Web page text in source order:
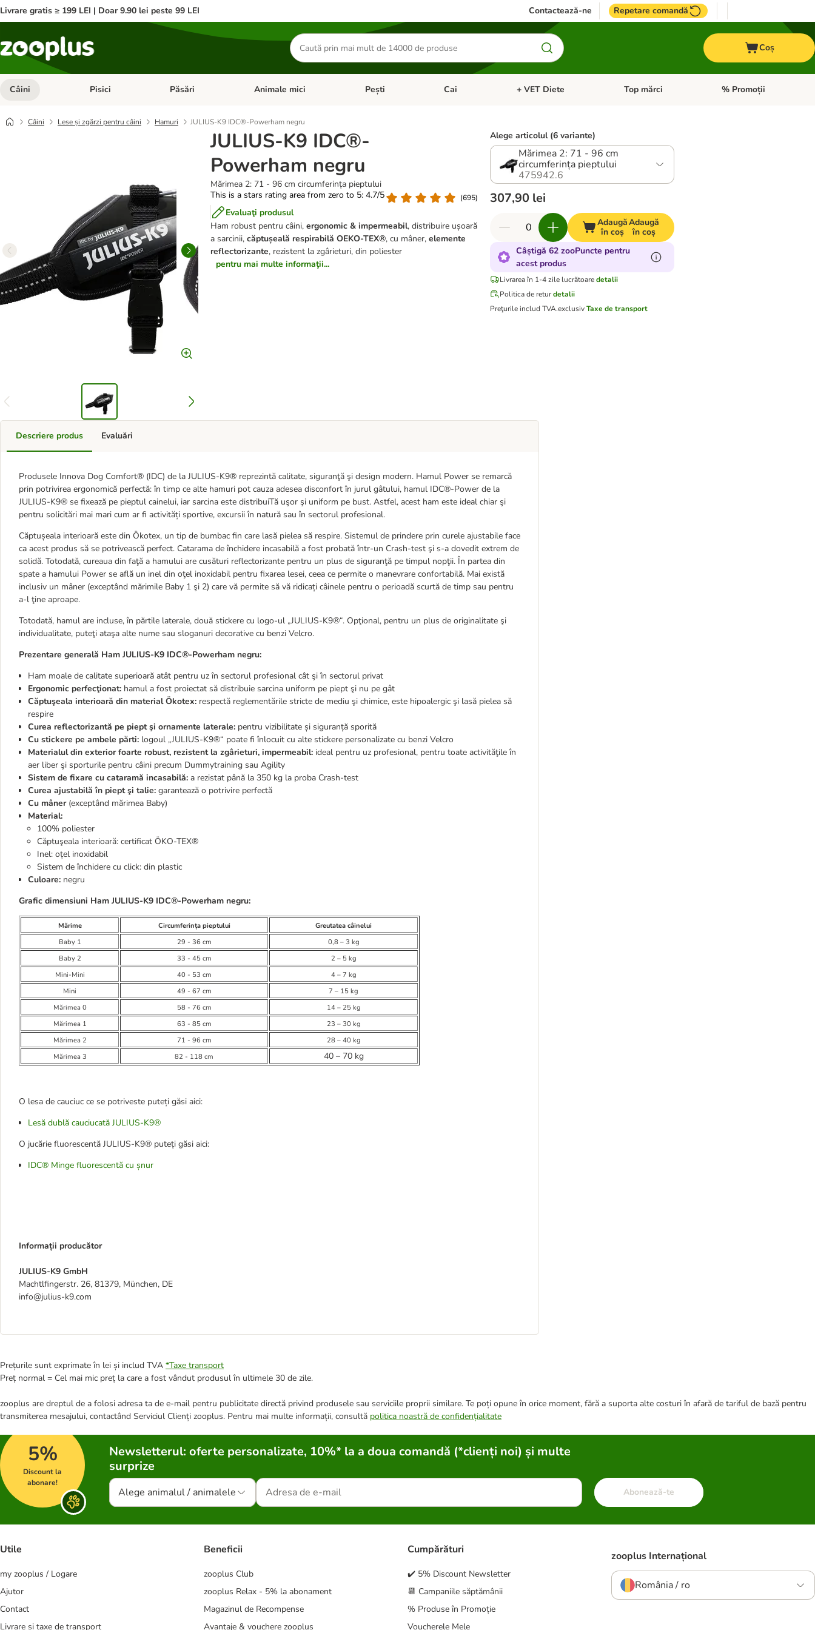
Livrare gratis ≥ 199 LEI | Doar 9.90 lei peste 99 LEI Contactează-ne Repetare comandă
Căutare
produse
Coș
Câini Deschideți meniul cu categorii: Câini
Pisici Deschideți meniul cu categorii: Pisici
Păsări Deschideți meniul cu categorii: Păsări
Animale mici Deschideți meniul cu categorii: Animale mici
Pești Deschideți meniul cu categorii: Pești
Cai Deschideți meniul cu categorii: Cai
+ VET Diete Deschideți meniul cu categorii: + VET Diete
Top mărci Deschideți meniul cu
% Promoții
Câini Lese și zgărzi pentru câini Hamuri JULIUS-K9 IDC®-Powerham negru
JULIUS-K9 IDC®-
Powerham negru
Mărimea 2: 71 - 96 cm circumferința pieptului
This is a stars rating area from zero to 5: 4.7/5
(695)
Evaluaţi produsul
Ham robust pentru câini,ergonomic & impermeabil, distribuire ușoară
a sarcinii,căptușeală respirabilă OEKO-TEX®, cu mâner,elemente
reflectorizante, rezistent la zgârieturi, din poliester
pentru mai multe informaţii...
Alege articolul (6 variante)
Mărimea 2: 71 - 96 cm
circumferința pieptului
475942.6
307,90 lei
Adaugă
în coș
Adaugă
în coș
Câștigă 62 zooPuncte pentru
acest produs
Livrarea în 1-4 zile lucrătoare detalii
Politica de retur detalii
Preţurile includ TVA.exclusivTaxe de transport
Descriere produs
Produsele Innova Dog Comfort® (IDC) de la JULIUS-K9® reprezintă calitate, siguranţă şi design modern. Hamul Power se remarcă
prin potrivirea ergonomică perfectă: în timp ce alte hamuri pot cauza adesea disconfort în jurul gâtului, hamul IDC®-Power de la
JULIUS-K9® se fixează pe pieptul cainelui, iar sarcina este distribuiTă uşor şi uniform pe bust. Astfel, acest ham este ideal chiar şi
pentru solicitări mai mari cum ar fi activități sportive, excursii în natură sau în sectorul profesional.
Căptușeala interioară este din Ökotex, un tip de bumbac fin care lasă pielea să respire. Sistemul de prindere prin curele ajustabile face
ca acest produs să se potrivească perfect. Catarama de închidere incasabilă a fost probată într-un Crash-test şi s-a dovedit extrem de
solidă. Totodată, cureaua din faţă a hamului are cusături reflectorizante pentru un plus de siguranţă pe timpul nopţii. În partea din
spate a hamului Power se află un inel din oţel inoxidabil pentru fixarea lesei, ceea ce permite o manevrare confortabilă. Mai există
inclusiv un mâner (exceptând mărimile Baby 1 şi 2) care vă permite să vă ridicați câinele pentru o perioadă scurtă de timp sau pentru
a-l ţine aproape.
Totodată, hamul are incluse, în părtile laterale, două stickere cu logo-ul „JULIUS-K9®“. Opţional, pentru un plus de originalitate şi
individualitate, puteţi ataşa alte nume sau sloganuri decorative cu benzi Velcro.
Prezentare generală Ham JULIUS-K9 IDC®-Powerham negru:
Ham moale de calitate superioară atât pentru uz în sectorul profesional cât şi în sectorul privat
Ergonomic perfecţionat: hamul a fost proiectat să distribuie sarcina uniform pe piept şi nu pe gât
Căptuşeala interioară din material Ökotex: respectă reglementările stricte de mediu şi chimice, este hipoalergic şi lasă pielea să
respire
Curea reflectorizantă pe piept şi ornamente laterale: pentru vizibilitate și siguranță sporită
Cu stickere pe ambele părti: logoul „JULIUS-K9®“ poate fi înlocuit cu alte stickere personalizate cu benzi Velcro
Materialul din exterior foarte robust, rezistent la zgârieturi, impermeabil: ideal pentru uz profesional, pentru toate activităţile în
aer liber şi sporturile pentru câini precum Dummytraining sau Agility
Sistem de fixare cu cataramă incasabilă: a rezistat până la 350 kg la proba Crash-test
Curea ajustabilă în piept şi talie: garantează o potrivire perfectă
Cu mâner(exceptând mărimea Baby)
Material:
100% poliester
Căptuşeala interioară: certificat ÖKO-TEX®
Inel: oțel inoxidabil
Sistem de închidere cu click: din plastic
Culoare: negru
Grafic dimensiuni Ham JULIUS-K9 IDC®-Powerham negru:
Mărime Circumferința pieptului
Greutatea câinelui
Baby 1
29 - 36 cm
0,8 – 3 kg
Baby 2
33 - 45 cm
2 – 5 kg
Mini-Mini
40 - 53 cm
4 – 7 kg
Mini
49 - 67 cm
7 – 15 kg
Mărimea 0
58 - 76 cm
14 – 25 kg
Mărimea 1
63 - 85 cm
23 – 30 kg
Mărimea 2
71 - 96 cm
28 – 40 kg
Mărimea 3
82 - 118 cm 40 – 70 kg
O lesa de cauciuc ce se potriveste puteți găsi aici:
Lesă dublă cauciucată JULIUS-K9®
O jucărie fluorescentă JULIUS-K9® puteți găsi aici:
IDC® Minge fluorescentă cu șnur
Informații producător
JULIUS-K9 GmbH
Machtlfingerstr. 26, 81379, München, DE
info@julius-k9.com
Evaluări
Prețurile sunt exprimate în lei și includ TVA *Taxe transport
Preț normal = Cel mai mic preț la care a fost vândut produsul în ultimele 30 de zile.
zooplus are dreptul de a folosi adresa ta de e-mail pentru publicitate directă privind produsele sau serviciile proprii similare. Te poți opune în orice moment, fără a suporta alte costuri în afară de tariful de bază pentru
transmiterea mesajului, contactând Serviciul Clienți zooplus. Pentru mai multe informații, consultă politica noastră de confidențialitate
5%
Discount la
abonare!
Newsletterul: oferte personalizate, 10%* la a doua comandă (*clienți noi) și multe
surprize
Alege animalul / animalele Abonează-te
Utile
my zooplus / Logare
Ajutor
Contact
Livrare și taxe de transport
Beneficii
zooplus Club
zooplus Relax - 5% la abonament
Magazinul de Recompense
Avantaje & vouchere zooplus
Cumpărături
✔️ 5% Discount Newsletter
📆 Campaniile săptămânii
% Produse în Promoție
Voucherele Mele
zooplus Internațional
România / ro